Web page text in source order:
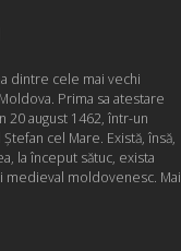
dintre cele mai vechi
Prima sa atestare
20 august 1462, într-un
cel Mare. Există, însă,
la început sătuc, exista
medieval moldovenesc. Mai